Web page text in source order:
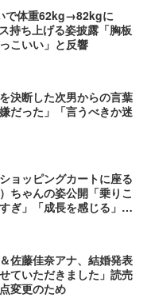
で体重62kg→82kgに
持ち上げる姿披露「胸板
こいい」と反響
決断した次男からの言葉
だった」「言うべきか迷
ョッピングカートに座る
ちゃんの姿公開「乗りこ
ぎ」「成長を感じる」の
佐藤佳奈アナ、結婚発表
ていただきました」読売
変更のため